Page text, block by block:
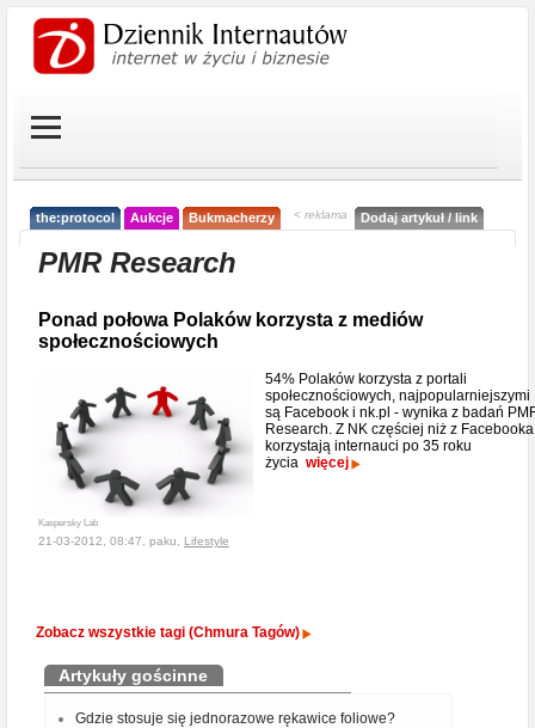
the:protocol Aukcje Bukmacherzy < reklama Dodaj artykuł / link
PMR Research
Ponad połowa Polaków korzysta z mediów
społecznościowych
Kaspersky Lab
54% Polaków korzysta z portali
społecznościowych, najpopularniejszymi
są Facebook i nk.pl - wynika z badań
Research. Z NK częściej niż z Facebooka
korzystają internauci po 35 roku
życia więcej
21-03-2012, 08:47, paku, Lifestyle
Zobacz wszystkie tagi (Chmura Tagów)
Artykuły gościnne
Gdzie stosuje się jednorazowe rękawice foliowe?